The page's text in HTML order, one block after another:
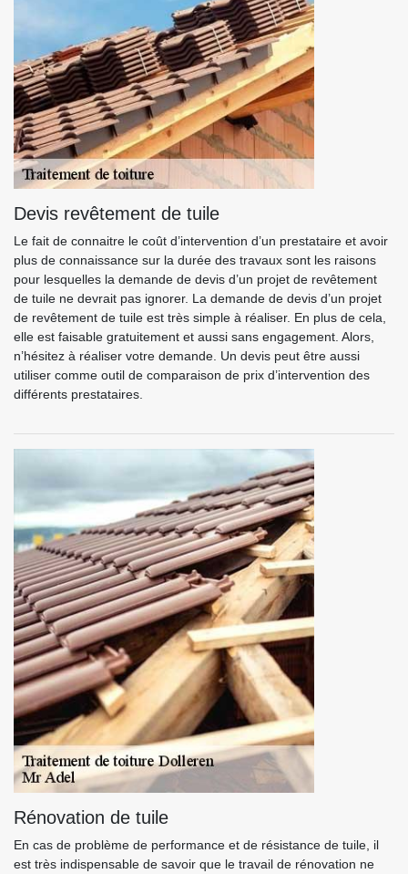
Devis revêtement de tuile
Le fait de connaitre le coût d’intervention d’un prestataire et avoir
plus de connaissance sur la durée des travaux sont les raisons
pour lesquelles la demande de devis d’un projet de revêtement
de tuile ne devrait pas ignorer. La demande de devis d’un projet
de revêtement de tuile est très simple à réaliser. En plus de cela,
elle est faisable gratuitement et aussi sans engagement. Alors,
n’hésitez à réaliser votre demande. Un devis peut être aussi
utiliser comme outil de comparaison de prix d’intervention des
différents prestataires.
Rénovation de tuile
En cas de problème de performance et de résistance de tuile, il
est très indispensable de savoir que le travail de rénovation ne